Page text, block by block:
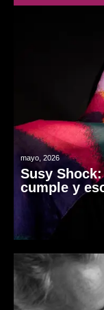
mayo, 2026
Susy
cumple y